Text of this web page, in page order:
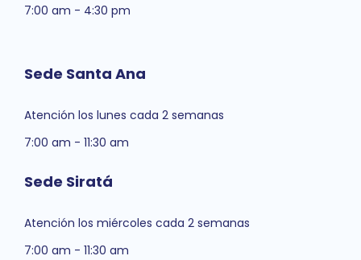
7:00 am - 4:30 pm
Sede Santa Ana
Atención los lunes cada 2 semanas
7:00 am - 11:30 am
Sede Siratá
Atención los miércoles cada 2 semanas
7:00 am - 11:30 am